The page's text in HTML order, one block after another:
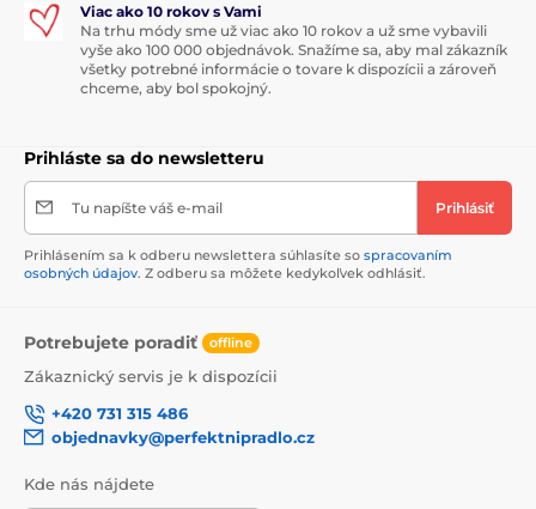
Viac ako 10 rokov s Vami
Na trhu módy sme už viac ako 10 rokov a už sme vybavili
vyše ako 100 000 objednávok. Snažíme sa, aby mal zákazník
všetky potrebné informácie o tovare k dispozícii a zároveň
chceme, aby bol spokojný.
Prihláste sa do newsletteru
Tu napíšte váš e-mail Prihlásiť
Prihlásením sa k odberu newslettera súhlasíte so spracovaním
osobných údajov. Z odberu sa môžete kedykoľvek odhlásiť.
Potrebujete poradiť offline
Zákaznický servis je k dispozícii
+420 731 315 486
objednavky@perfektnipradlo.cz
Kde nás nájdete